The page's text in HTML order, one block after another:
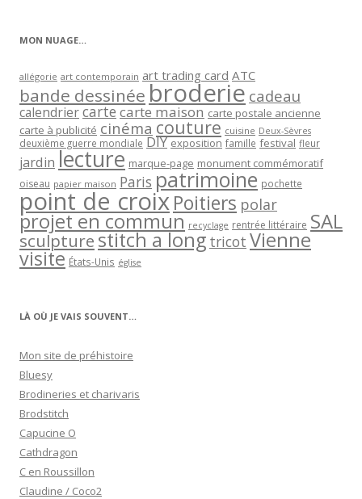
MON NUAGE…
allégorie art contemporain art trading card ATC
bande dessinée broderie cadeau
calendriercartecarte maison carte postale ancienne
carte à publicité cinéma couture cuisine Deux-Sèvres
deuxième guerre mondiale DIY exposition famille festival fleur
jardin lecture marque-page monument commémoratif
oiseau papier maison Paris patrimoine pochette
point de croixPoitiers polar
projet en commun recyclage rentrée littéraire SAL
sculpturestitch a long tricot Vienne
visite États-Unis église
LÀ OÙ JE VAIS SOUVENT…
Mon site de préhistoire
Bluesy
Brodineries et charivaris
Brodstitch
Capucine O
Cathdragon
C en Roussillon
Claudine / Coco2